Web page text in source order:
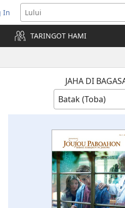
In
TARINGOT HAMI
JAHA DI